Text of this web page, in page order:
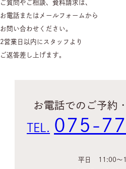
ブライダルフェア
ご質問やご相談、資料請求は、
お電話またはメールフォームから
お問い合わせください。
2営業日以内にスタッフより
ご返答差し上げます。
お電話でのご予約
TEL. 075-
平日
11:00〜